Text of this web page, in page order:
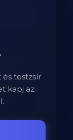
testzsír
kapj az